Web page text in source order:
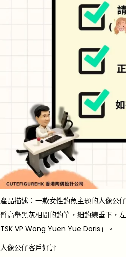
產品描述：一款女性釣魚主題的人像公
臂高舉黑灰相間的釣竿，細釣線垂下，
TSK VP Wong Yuen Yue Doris」。
人像公仔客戶好評